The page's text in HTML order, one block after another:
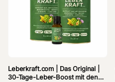
Leberkraft.com | Das Original |
30-Tage-Leber-Boost mit den